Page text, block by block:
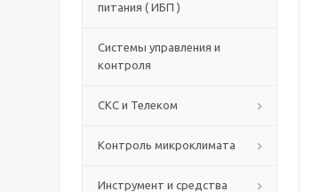
питания ( ИБП )
Системы управления и
контроля
СКС и Телеком
Контроль микроклимата
Инструмент и средства